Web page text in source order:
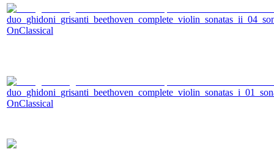
OnClassical
OnClassical